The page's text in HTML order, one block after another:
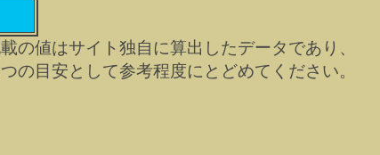
の値はサイト独自に算出したデータであり、
の目安として参考程度にとどめてください。